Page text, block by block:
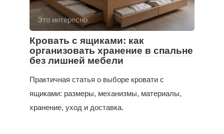
Это интересно
Кровать с ящиками: как
организовать хранение в спальне
без лишней мебели
Практичная статья о выборе кровати с
ящиками: размеры, механизмы, материалы,
хранение, уход и доставка.